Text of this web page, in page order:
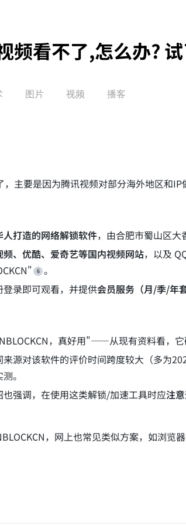
频看不了,怎么办?
图片 视频 播客
，主要是因为腾讯视频对部分海外地区和
人打造的网络解锁软件，由合肥市蜀山区
频、优酷、爱奇艺等国内视频网站，以及
。
录即可观看，并提供会员服务（月/季/年套
，真好用"——从现有资料看，
源对该软件的评价时间跨度较大（多为
。
也强调，在使用这类解锁/加速工具时应注
，网上也常见类似方案，如浏